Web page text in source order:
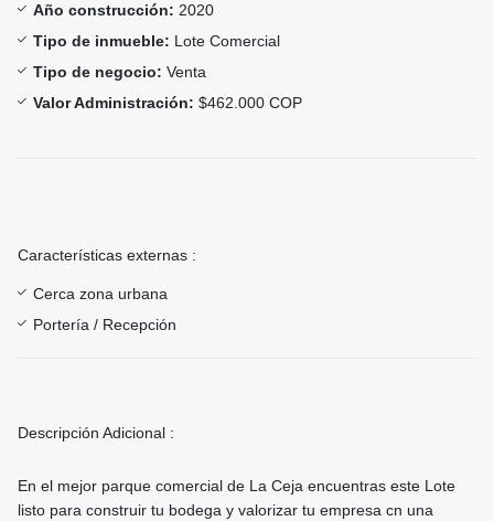
Año construcción: 2020
Tipo de inmueble: Lote Comercial
Tipo de negocio: Venta
Valor Administración: $462.000 COP
Características externas :
Cerca zona urbana
Portería / Recepción
Descripción Adicional :
En el mejor parque comercial de La Ceja encuentras este Lote
listo para construir tu bodega y valorizar tu empresa cn una